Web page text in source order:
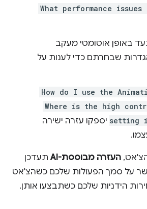
What performance
באופן אוטומטי מעקב
שבחרתם כדי לענות על
How do I use the
Where is the high
setting יספקו עזרה ישירה
העזרה מבוססת-AI
תעדכן
על סמך הפעולות שלכם כשהצ'אט
הידניות שלכם כשתבצעו אותן.